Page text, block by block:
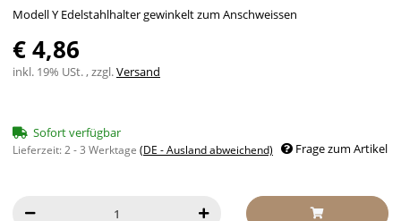
Modell Y Edelstahlhalter gewinkelt zum Anschweissen
€ 4,86
inkl. 19% USt. , zzgl.Versand
Sofort verfügbar
Lieferzeit:2 - 3 Werktage (DE - Ausland abweichend) Frage zum Artikel